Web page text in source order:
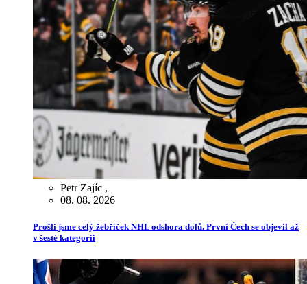
Petr Zajíc ,
08. 08. 2026
Prošli jsme celý žebříček NHL odshora dolů. První Čech se objevil až
v šesté kategorii